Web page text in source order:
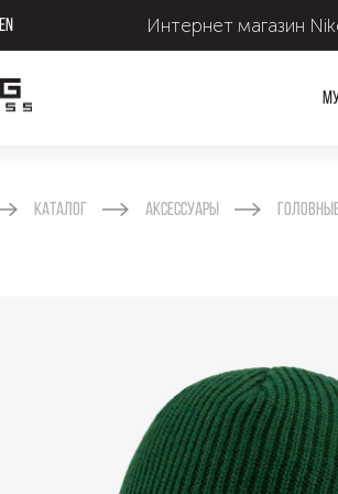
EN Интернет магазин
Каталог Аксессуары